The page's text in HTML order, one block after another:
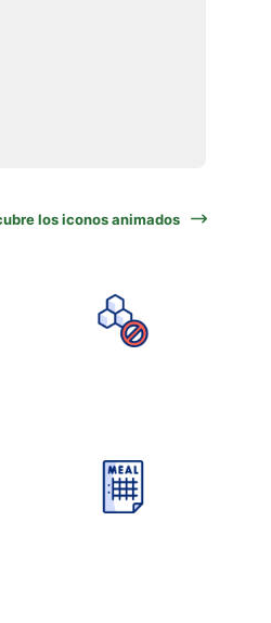
los iconos animados